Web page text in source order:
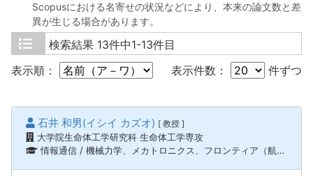
Scopusにおける名寄せの状況などにより、本来の論文数と差
異が生じる場合があります。
検索結果 13件中1-13件目
表示順：
表示件数： 件ずつ
石井 和男(イシイ カズオ) [ 教授 ]
大学院生命体工学研究科 生命体工学専攻
情報通信 / 機械力学、メカトロニクス、フロンティア（航空・船舶） / 船舶海洋工学、情報通信 / ロボティクス、知能機械システム